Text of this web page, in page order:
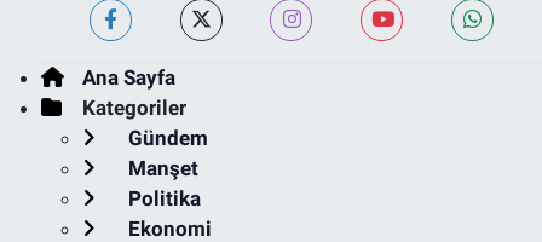
Ana Sayfa
Kategoriler
Gündem
Manşet
Politika
Ekonomi